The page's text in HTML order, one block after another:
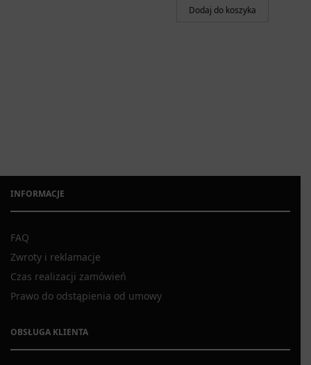
Dodaj do koszyka
INFORMACJE
FAQ
Zwroty i reklamacje
Czas realizacji zamówień
Prawo do odstąpienia od umowy
OBSŁUGA KLIENTA